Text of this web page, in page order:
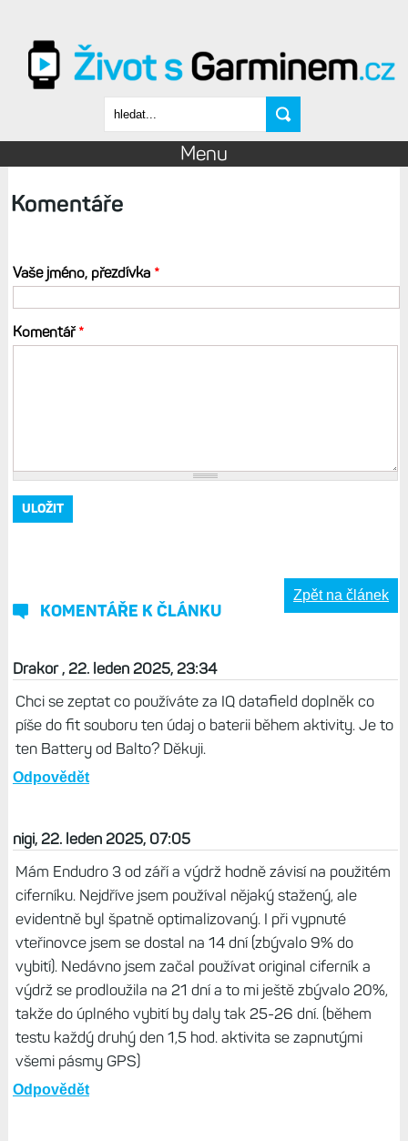
Vyhledávání
Menu
Komentáře
Vaše jméno, přezdívka *
Komentář*
KOMENTÁŘE K ČLÁNKU
Zpět na článek
Drakor , 22. leden 2025, 23:34
Chci se zeptat co používáte za IQ datafield doplněk co
píše do fit souboru ten údaj o baterii během aktivity. Je to
ten Battery od Balto? Děkuji.
Odpovědět
nigi, 22. leden 2025, 07:05
Mám Endudro 3 od září a výdrž hodně závisí na použitém
ciferníku. Nejdříve jsem používal nějaký stažený, ale
evidentně byl špatně optimalizovaný. I při vypnuté
vteřinovce jsem se dostal na 14 dní (zbývalo 9% do
vybití). Nedávno jsem začal používat original ciferník a
výdrž se prodloužila na 21 dní a to mi ještě zbývalo 20%,
takže do úplného vybití by daly tak 25-26 dní. (během
testu každý druhý den 1,5 hod. aktivita se zapnutými
všemi pásmy GPS)
Odpovědět